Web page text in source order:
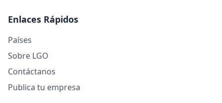
Enlaces Rápidos
Países
Sobre LGO
Contáctanos
Publica tu empresa